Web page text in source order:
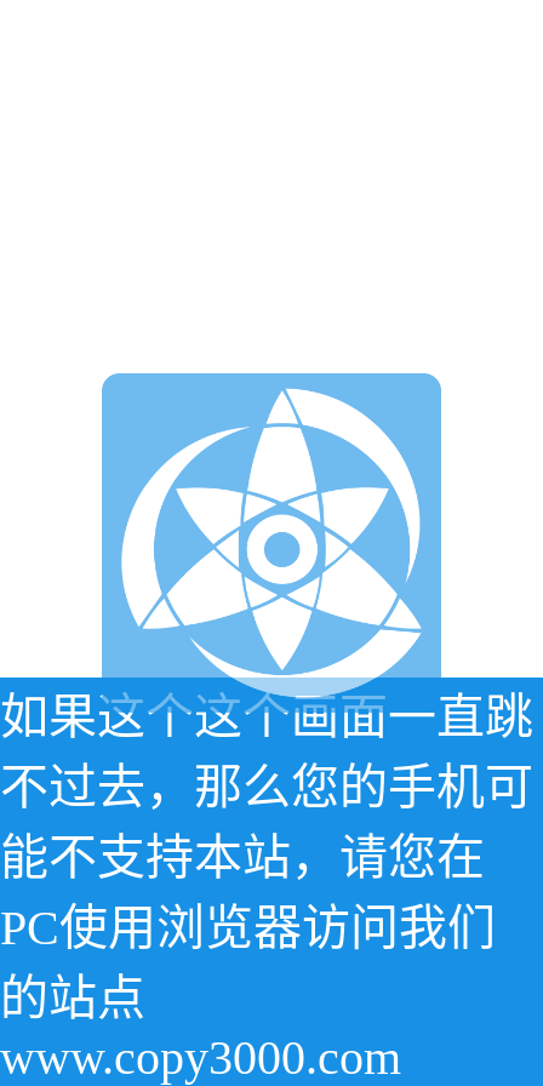
如果这个这个画面一直跳
不过去，那么您的手机可
能不支持本站，请您在
PC使用浏览器访问我们
的站点
www.copy3000.com